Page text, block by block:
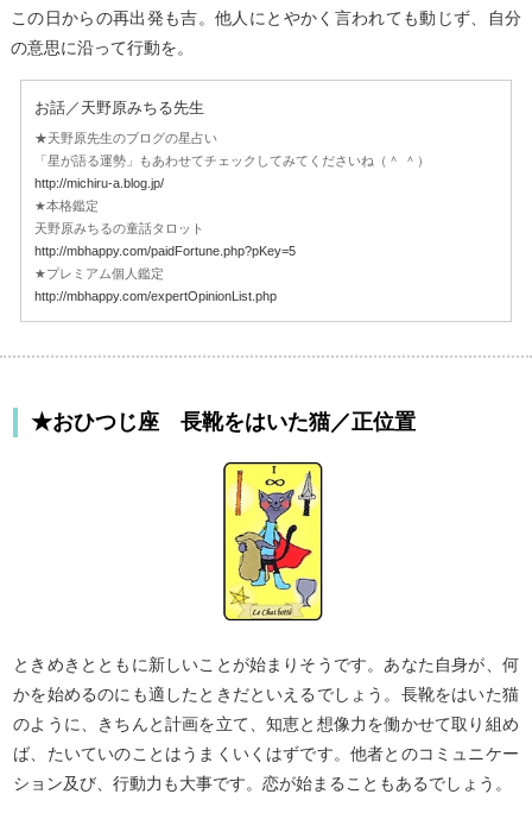
この日からの再出発も吉。他人にとやかく言われても動じず、自分
の意思に沿って行動を。
お話／天野原みちる先生
★天野原先生のブログの星占い
「星が語る運勢」もあわせてチェックしてみてくださいね（＾ ＾）
http://michiru-a.blog.jp/
★本格鑑定
天野原みちるの童話タロット
http://mbhappy.com/paidFortune.php?pKey=5
★プレミアム個人鑑定
http://mbhappy.com/expertOpinionList.php
★おひつじ座 長靴をはいた猫／正位置
ときめきとともに新しいことが始まりそうです。あなた自身が、何
かを始めるのにも適したときだといえるでしょう。長靴をはいた猫
のように、きちんと計画を立て、知恵と想像力を働かせて取り組め
ば、たいていのことはうまくいくはずです。他者とのコミュニケー
ション及び、行動力も大事です。恋が始まることもあるでしょう。